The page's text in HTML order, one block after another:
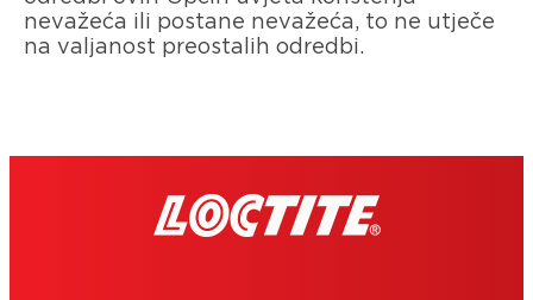
nevažeća ili postane nevažeća, to ne utječe
na valjanost preostalih odredbi.